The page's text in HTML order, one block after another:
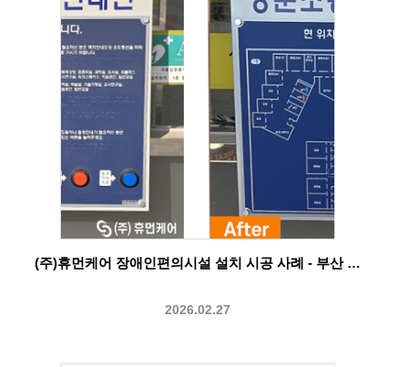
(주)휴먼케어 장애인편의시설 설치 시공 사례 - 부산 …
2026.02.27